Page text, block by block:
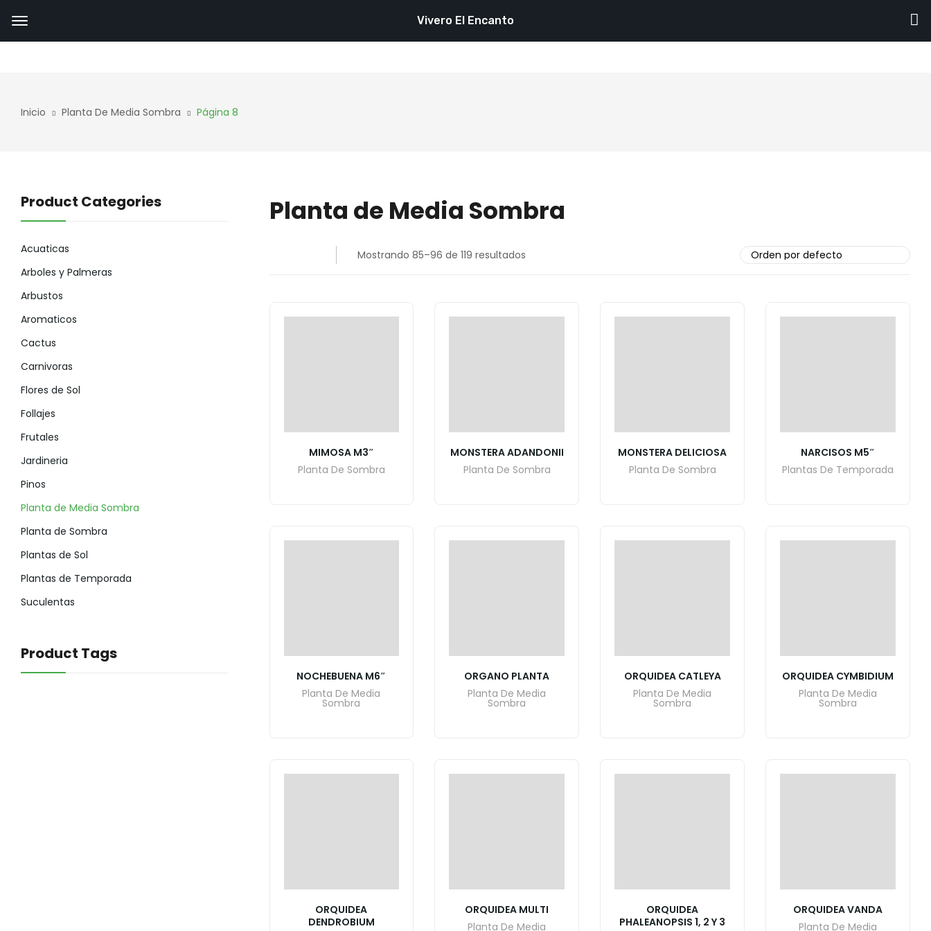
Inicio Planta De Media Sombra Página 8
Planta de Media Sombra
Mostrando 85–96 de 119 resultados
MIMOSA M3″
Planta De Sombra
MONSTERA ADANDONII
Planta De Sombra
MONSTERA DELICIOSA
Planta De Sombra
NARCISOS M5″
Plantas De Temporada
NOCHEBUENA M6″
Planta De Media
Sombra
ORGANO PLANTA
Planta De Media
Sombra
ORQUIDEA CATLEYA
Planta De Media
Sombra
ORQUIDEA CYMBIDIUM
Planta De Media
Sombra
ORQUIDEA
DENDROBIUM
ORQUIDEA MULTI
Planta De Media
ORQUIDEA
PHALEANOPSIS 1, 2 Y 3
ORQUIDEA VANDA
Planta De Media
Product Categories
Acuaticas
Arboles y Palmeras
Arbustos
Aromaticos
Cactus
Carnivoras
Flores de Sol
Follajes
Frutales
Jardineria
Pinos
Planta de Media Sombra
Planta de Sombra
Plantas de Sol
Plantas de Temporada
Suculentas
Product Tags
Vivero El Encanto